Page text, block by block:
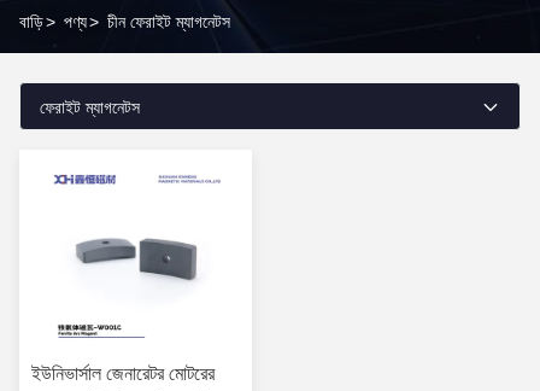
বাড়ি> পণ্য> চীন ফেরাইট ম্যাগনেটস
ফেরাইট ম্যাগনেটস
ইউনিভার্সাল জেনারেটর মোটরের